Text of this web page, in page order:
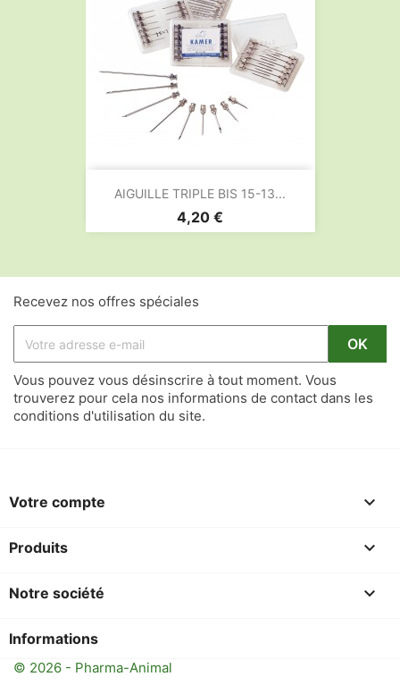
AIGUILLE TRIPLE BIS 15-13...
Prix
4,20 €
Recevez nos offres spéciales
Vous pouvez vous désinscrire à tout moment. Vous
trouverez pour cela nos informations de contact dans les
conditions d'utilisation du site.
Votre compte 
Produits 
Notre société 
Informations
© 2026 - Pharma-Animal